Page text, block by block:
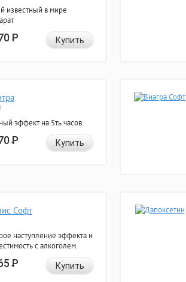
известный в мире
Р Купить
эффект на 5ть часов.
Р Купить
Софт
наступление эффекта и
с алкоголем.
Р Купить